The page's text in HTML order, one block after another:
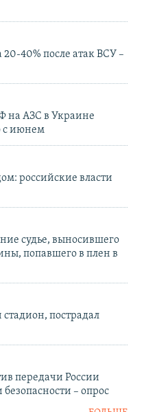
40% после атак ВСУ –
на АЗС в Украине
с июнем
российские власти
судье, выносившего
попавшего в плен в
пострадал
передачи России
– опрос